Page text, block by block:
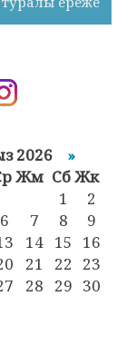
2026 »
Жм Сб Жк
1
2
6 7 8
9
14 15
16
21 22
23
28 29 30